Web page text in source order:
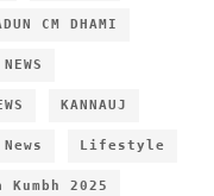
CM DHAMI
KANNAUJ
Lifestyle
Kumbh 2025